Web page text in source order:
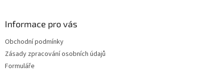
Informace pro vás
Obchodní podmínky
Zásady zpracování osobních údajů
Formuláře